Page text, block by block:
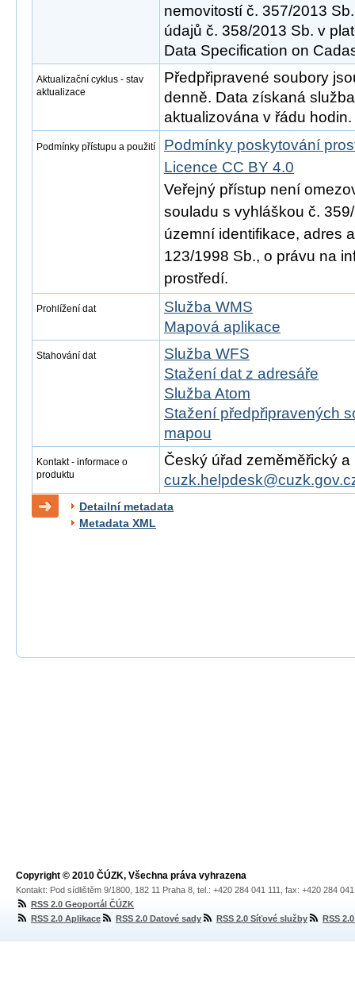
nemovitostí č. 357/2013
údajů č. 358/2013 Sb. v
Data Specification on
Aktualizační cyklus - stav
aktualizace
Předpřipravené soubory
denně. Data získaná
aktualizována v řádu hodin.
Podmínky přístupu a použití
Podmínky poskytování
Licence CC BY 4.0
Veřejný přístup není
souladu s vyhláškou č.
územní identifikace, adres
123/1998 Sb., o právu na
prostředí.
Prohlížení dat
Služba WMS
Mapová aplikace
Stahování dat
Služba WFS
Stažení dat z adresáře
Služba Atom
Stažení předpřipravených
mapou
Kontakt - informace o
produktu
Český úřad zeměměřický
Detailní metadata
Metadata XML
Copyright © 2010 ČÚZK, Všechna práva vyhrazena
Kontakt: Pod sídlištěm 9/1800, 182 11 Praha 8, tel.: +420 284 041 111, fax: +420 284
RSS 2.0 Geoportál ČÚZK
RSS 2.0 Aplikace
RSS 2.0 Datové sady RSS 2.0 Síťové služby RSS